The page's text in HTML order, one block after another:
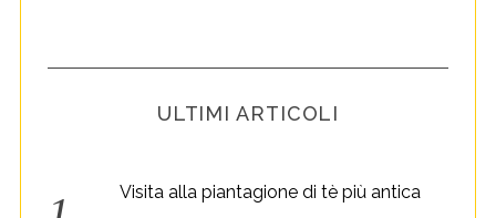
ULTIMI ARTICOLI
Visita alla piantagione di tè più antica